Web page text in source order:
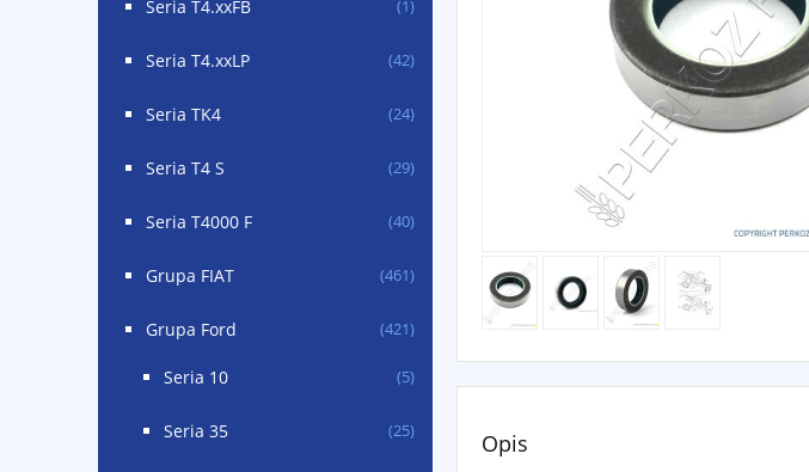
Seria T4.xxFB (1)
Seria T4.xxLP (42)
Seria TK4 (24)
Seria T4 S (29)
Seria T4000 F (40)
Grupa FIAT (461)
Grupa Ford (421)
Seria 10 (5)
Seria 35 (25) Opis